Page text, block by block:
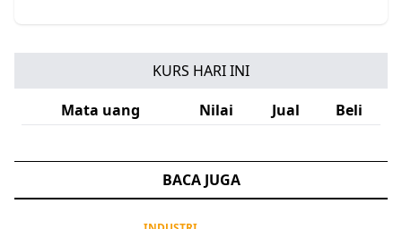
KURS HARI INI
Mata uang
Nilai Jual Beli
BACA JUGA